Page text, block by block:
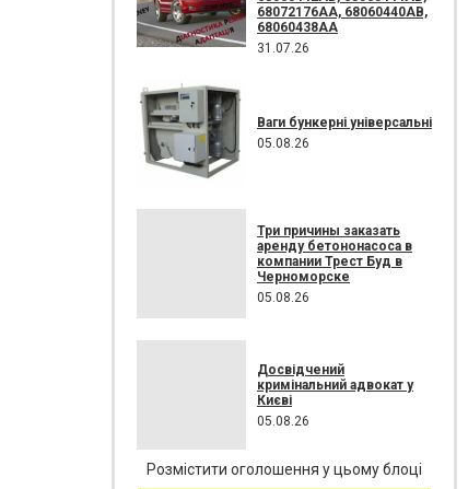
68072176AA, 68060440AB,
68060438AA
31.07.26
Ваги бункерні універсальні
05.08.26
Три причины заказать
аренду бетононасоса в
компании Трест Буд в
Черноморске
05.08.26
Досвідчений
кримінальний адвокат у
Києві
05.08.26
Розмістити оголошення у цьому блоці